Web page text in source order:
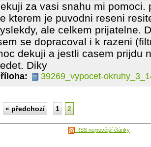
za vasi snahu mi pomoci.
kterem je puvodni reseni
ale celkem prijatelne.
se dopracoval i k razeni
dekuji a jestli casem prijdu
Diky
39269_vypocet-
« předchozí 1 2
RSS nejnovější články